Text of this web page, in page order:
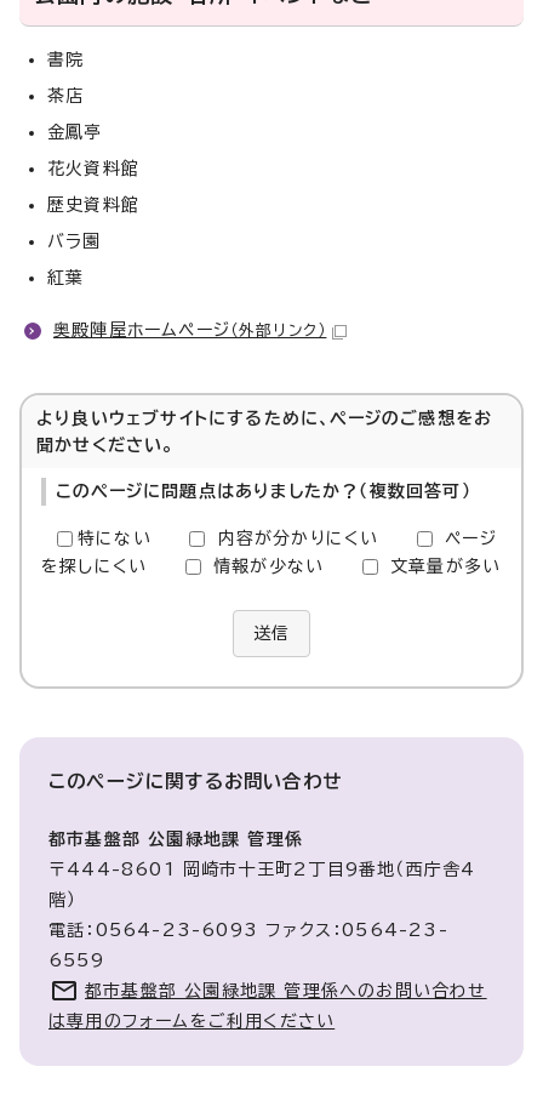
書院
茶店
金鳳亭
花火資料館
歴史資料館
バラ園
紅葉
奥殿陣屋ホームページ （外部リンク）
より良いウェブサイトにするために、ページのご感想をお
聞かせください。
このページに問題点はありましたか？（複数回答可）
特にない 内容が分かりにくい
ページ
を探しにくい
情報が少ない 文章量が多い
送信
このページに関するお問い合わせ
都市基盤部 公園緑地課 管理係
〒444-8601 岡崎市十王町2丁目9番地（西庁舎4
階）
電話：0564-23-6093 ファクス：0564-23-
6559
都市基盤部 公園緑地課 管理係へのお問い合わせ
は専用のフォームをご利用ください